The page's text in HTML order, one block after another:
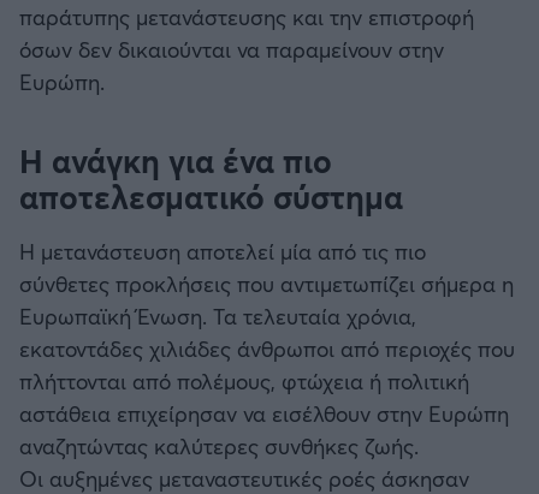
Ηρακλής
Ατλέτικο Μαδρίτης
Μάντσεστερ Γιουνάιτεντ
Μάντσεστερ Σίτι
Λίβερπουλ
Τσέλσι
παράτυπης μετανάστευσης και την επιστροφή
όσων δεν δικαιούνται να παραμείνουν στην
Ευρώπη.
Η ανάγκη για ένα πιο
αποτελεσματικό σύστημα
Η μετανάστευση αποτελεί μία από τις πιο
σύνθετες προκλήσεις που αντιμετωπίζει σήμερα η
Ευρωπαϊκή Ένωση. Τα τελευταία χρόνια,
εκατοντάδες χιλιάδες άνθρωποι από περιοχές που
πλήττονται από πολέμους, φτώχεια ή πολιτική
αστάθεια επιχείρησαν να εισέλθουν στην Ευρώπη
αναζητώντας καλύτερες συνθήκες ζωής.
Οι αυξημένες μεταναστευτικές ροές άσκησαν